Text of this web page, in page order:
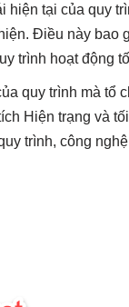
hiện tại của quy
Điều này bao
trình hoạt động
quy trình mà
Hiện trạng và
trình, công